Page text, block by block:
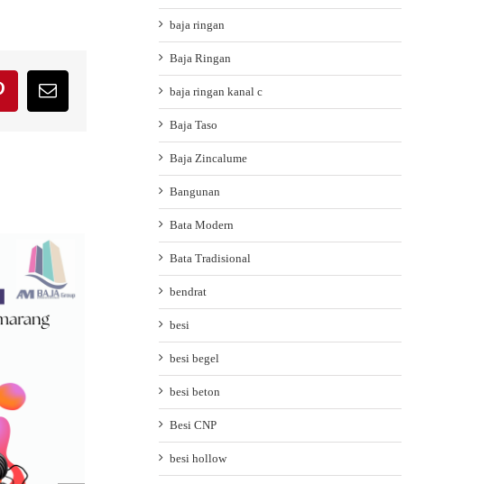
PinterestEmail
baja ringan
Baja Ringan
baja ringan kanal c
Baja Taso
Baja Zincalume
Bangunan
Bata Modern
Bata Tradisional
bendrat
besi
besi begel
besi beton
Besi CNP
besi hollow